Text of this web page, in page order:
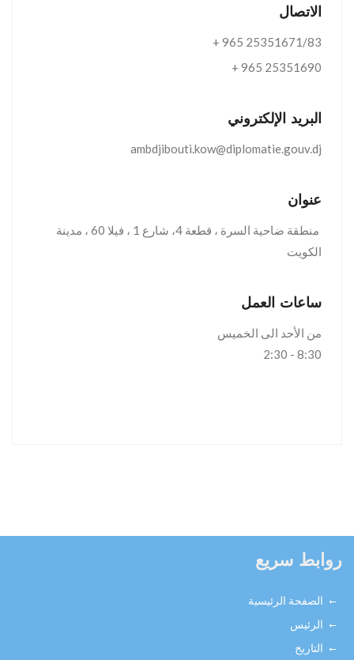
الاتصال
+ 965 25351671/83
+ 965 25351690
البريد الإلكتروني
ambdjibouti.kow@diplomatie.gouv.dj
عنوان
منطقة ضاحية السرة ، قطعة 4، شارع 1 ، فيلا 60 ، مدينة
الكويت
ساعات العمل
من الأحد الى الخميس
8:30 - 2:30
روابط سريع
الصفحة الرئيسية
الرئيس
التاريخ